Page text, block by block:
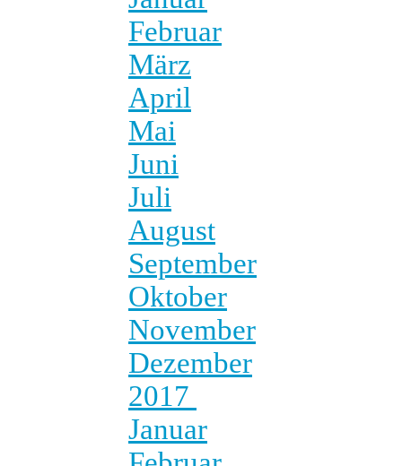
Februar
März
April
Mai
Juni
Juli
August
September
Oktober
November
Dezember
2017
Januar